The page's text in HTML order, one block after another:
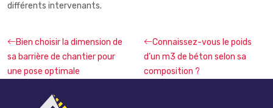
différents intervenants.
Bien choisir la dimension de
sa barrière de chantier pour
une pose optimale
Connaissez-vous le poids
d’un m3 de béton selon sa
composition ?